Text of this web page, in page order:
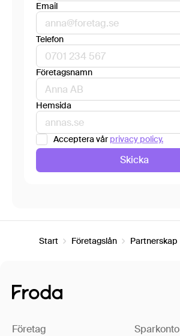
Email
Telefon
Företagsnamn
Hemsida
Acceptera vår privacy policy.
Start Företagslån Partnerskap
Företag Sparkonto